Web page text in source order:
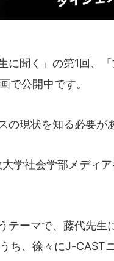
聞く」の第1回、「
で公開中です。
現状を知る必要が
学社会学部メディ
ーマで、藤代先生
ち、徐々にJ-CAST